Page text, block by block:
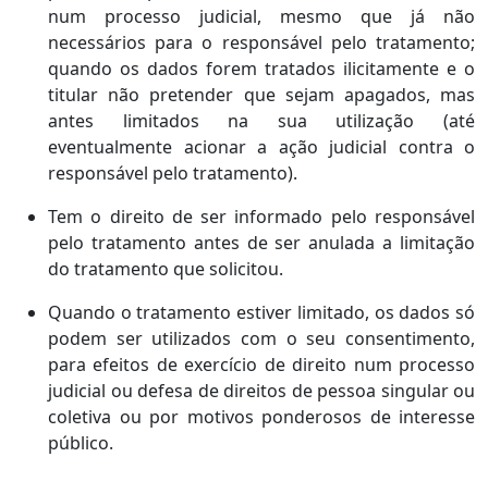
num processo judicial, mesmo que já não
necessários para o responsável pelo tratamento;
quando os dados forem tratados ilicitamente e o
titular não pretender que sejam apagados, mas
antes limitados na sua utilização (até
eventualmente acionar a ação judicial contra o
responsável pelo tratamento).
Tem o direito de ser informado pelo responsável
pelo tratamento antes de ser anulada a limitação
do tratamento que solicitou.
Quando o tratamento estiver limitado, os dados só
podem ser utilizados com o seu consentimento,
para efeitos de exercício de direito num processo
judicial ou defesa de direitos de pessoa singular ou
coletiva ou por motivos ponderosos de interesse
público.